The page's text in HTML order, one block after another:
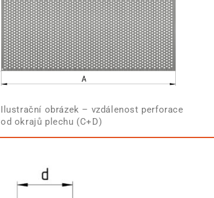
Ilustrační obrázek – vzdálenost perforace
od okrajů plechu (C+D)